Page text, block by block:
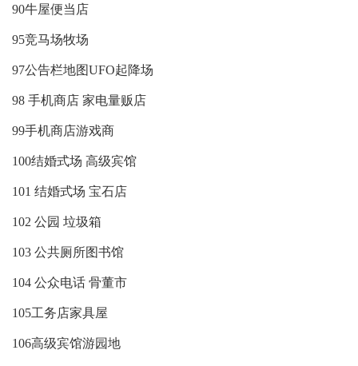
90牛屋便当店
95竞马场牧场
97公告栏地图UFO起降场
98 手机商店 家电量贩店
99手机商店游戏商
100结婚式场 高级宾馆
101 结婚式场 宝石店
102 公园 垃圾箱
103 公共厕所图书馆
104 公众电话 骨董市
105工务店家具屋
106高级宾馆游园地